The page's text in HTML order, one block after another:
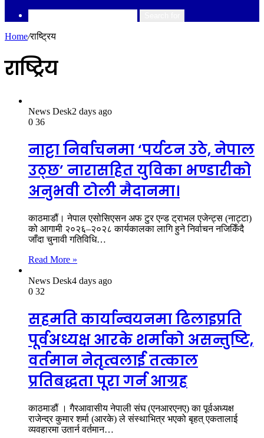
Home/राष्ट्रिय
राष्ट्रिय
News Desk2 days ago
0 36
नाट्टा निर्वाचनमा ‘पर्यटन उठे, नेपाल
उठ्छ’ नारासहित युविका भण्डारीको
अनुभवी टोली मैदानमा।
काठमाडौं। नेपाल एसोसिएसन अफ टुर एन्ड ट्राभल एजेन्ट्स (नाट्टा)
को आगामी २०२६–२०२८ कार्यकालका लागि हुने निर्वाचन नजिकिँदै
जाँदा चुनावी गतिविधि…
Read More »
News Desk4 days ago
0 32
सहमति कार्यान्वयनमा ढिलाइप्रति
पूर्वअध्यक्ष आरके शर्माको असन्तुष्टि,
वर्तमान नेतृत्वलाई तत्काल
प्रतिबद्धता पूरा गर्न आग्रह
काठमाडौं । गैरआवासीय नेपाली संघ (एनआरएनए) का पूर्वअध्यक्ष
राजेन्द्र कुमार शर्मा (आरके) ले संस्थाभित्र भएको बृहत् एकतालाई
व्यवहारमा उतार्न वर्तमान…